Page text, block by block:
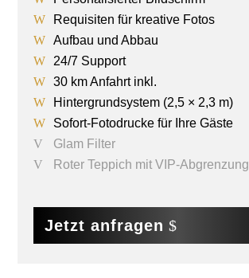
Requisiten für kreative Fotos
Aufbau und Abbau
24/7 Support
30 km Anfahrt inkl.
Hintergrundsystem (2,5 × 2,3 m)
Sofort-Fotodrucke für Ihre Gäste
Glam Filter
Roter Teppich mit VIP-Abgrenzung
Jetzt anfragen